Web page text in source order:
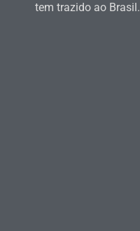
tem trazido ao Brasil.